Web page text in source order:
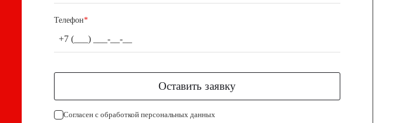
Телефон*
Оставить заявку
Согласен с обработкой персональных данных